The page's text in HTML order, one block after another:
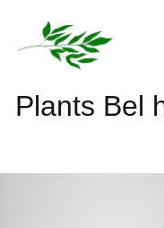
Plants Bel house